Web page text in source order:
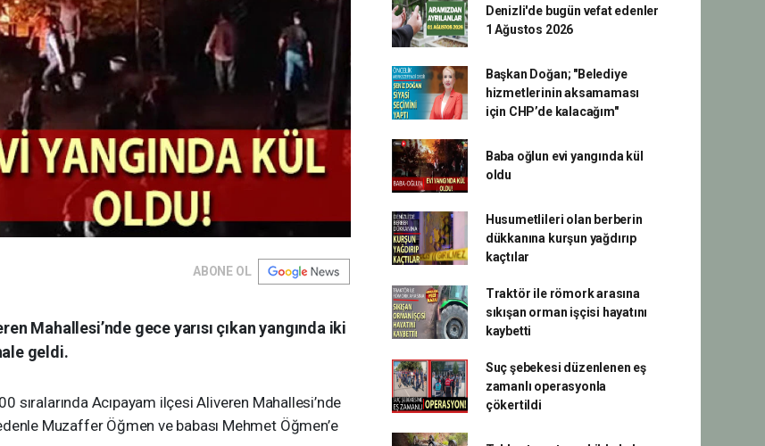
ABONE OL
Mahallesi’nde gece yarısı çıkan yangında iki
geldi.
sıralarında Acıpayam ilçesi Aliveren Mahallesi’nde
Muzaffer Öğmen ve babası Mehmet Öğmen’e
Denizli'de bugün vefat edenler
1 Ağustos 2026
Başkan Doğan; "Belediye
hizmetlerinin aksamaması
için CHP’de kalacağım"
Baba oğlun evi yangında kül
oldu
Husumetlileri olan berberin
dükkanına kurşun yağdırıp
kaçtılar
Traktör ile römork arasına
sıkışan orman işçisi hayatını
kaybetti
Suç şebekesi düzenlenen eş
zamanlı operasyonla
çökertildi